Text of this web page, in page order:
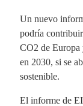
ok
Un nuevo
podría
CO2 de Europa
en 2030, si se
sostenible.
El informe de